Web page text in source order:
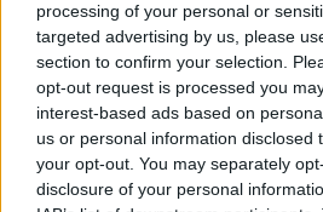
processing of your personal or
targeted advertising by us, please
section to confirm your selection.
opt-out request is processed you
interest-based ads based on
us or personal information disclosed
your opt-out. You may separately
disclosure of your personal
Με μία εκτενή επιστολή ο
παρουσίασε τους λόγους που
ανεξαρτητοποίηση από την
Δημήτρη Γιολδάση στον δήμο
όταν η παράταξή του έθεσε
δημοτικό συμβούλιο το
λειτουργία της δομής στο
Πετροπουλάκη. «Ο επικεφαλής
17.02.2020 - 17.25